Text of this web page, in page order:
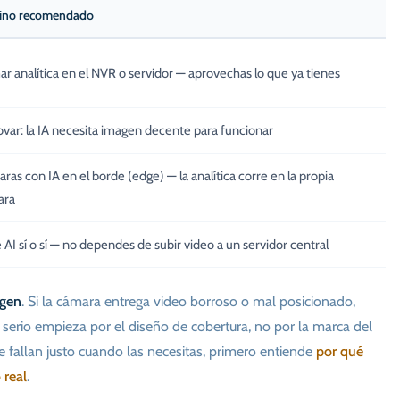
recomendado
analítica en el NVR o servidor — aprovechas lo que ya tienes
la IA necesita imagen decente para funcionar
con IA en el borde (edge) — la analítica corre en la propia
AI sí o sí — no dependes de subir video a un servidor central
. Si la cámara entrega video borroso o mal posicionado,
empieza por el diseño de cobertura, no por la marca del
justo cuando las necesitas, primero entiende por qué
real.